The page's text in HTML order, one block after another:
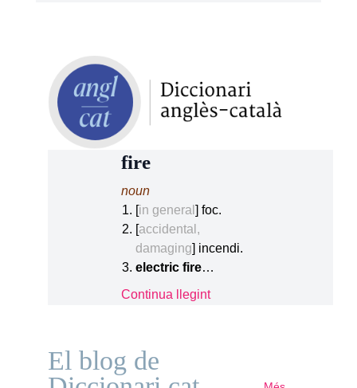
fire
noun
[in general ] foc.
[accidental,
damaging] incendi.
electric fire…
Continua llegint
El blog de